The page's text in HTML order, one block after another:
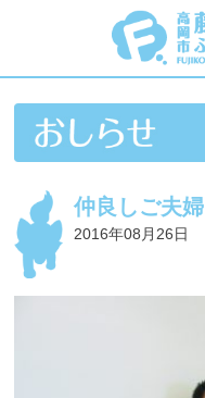
仲良しご夫婦
2016年08月26日